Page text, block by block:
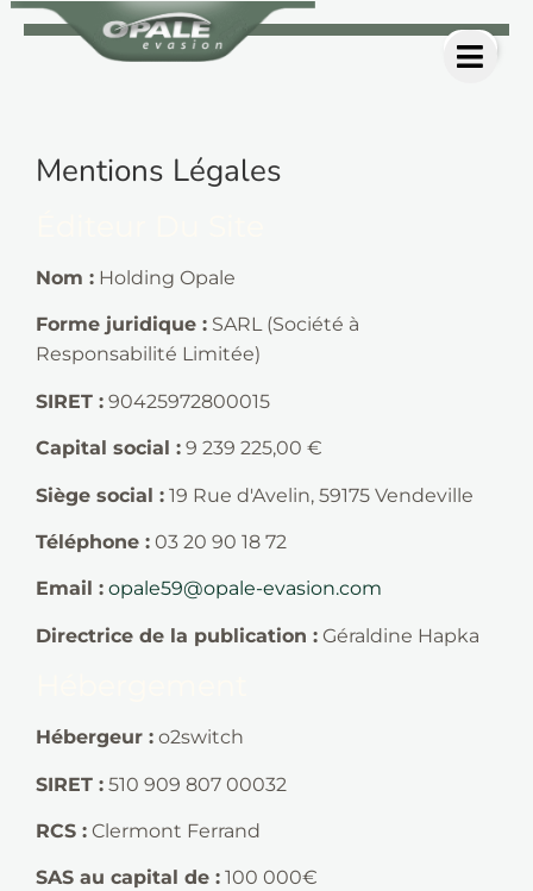
Mentions Légales
Nom : Holding Opale
Forme juridique : SARL (Société à
Responsabilité Limitée)
SIRET : 90425972800015
Capital social : 9 239 225,00 €
Siège social : 19 Rue d'Avelin, 59175 Vendeville
Téléphone : 03 20 90 18 72
Email : opale59@opale-evasion.com
Directrice de la publication : Géraldine Hapka
Hébergeur : o2switch
SIRET : 510 909 807 00032
RCS : Clermont Ferrand
SAS au capital de : 100 000€